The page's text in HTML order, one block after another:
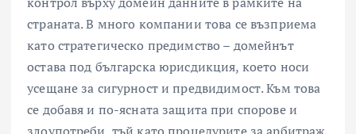
страната. В много компании това се възприема
като стратегическо предимство – домейнът
остава под българска юрисдикция, което носи
усещане за сигурност и предвидимост. Към това
се добавя и по-ясната защита при спорове и